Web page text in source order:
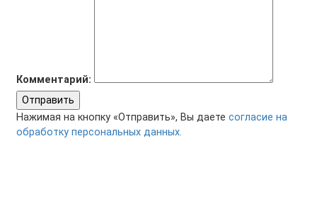
Комментарий:
Отправить
Нажимая на кнопку «Отправить», Вы даете согласие на
обработку персональных данных.